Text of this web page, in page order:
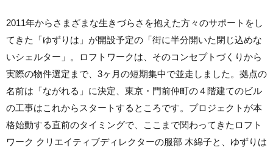
2011年からさまざまな生きづらさを抱えた方々のサポートをし
てきた「ゆずりは」が開設予定の「街に半分開いた閉じ込めな
いシェルター」。ロフトワークは、そのコンセプトづくりから
実際の物件選定まで、3ヶ月の短期集中で並走しました。拠点の
名前は「ながれる」に決定、東京・門前仲町の４階建てのビル
の工事はこれからスタートするところです。プロジェクトが本
格始動する直前のタイミングで、ここまで関わってきたロフト
ワーク クリエイティブディレクターの服部 木綿子と、ゆずりは